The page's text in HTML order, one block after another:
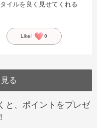
イルを良く見せてくれる
Like! 0
る
と、ポイントをプレゼ